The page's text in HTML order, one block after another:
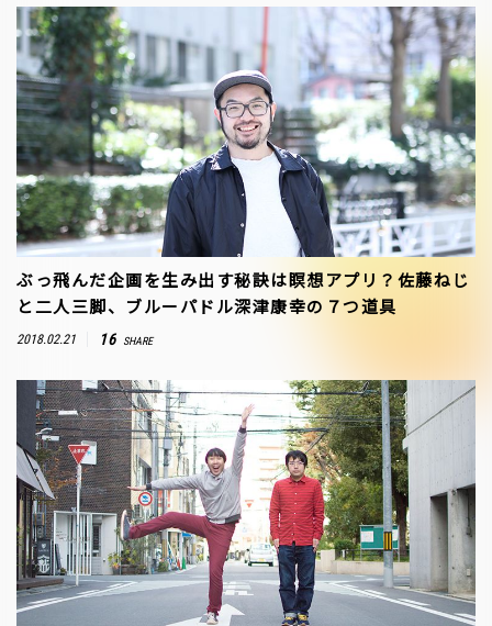
ぶっ飛んだ企画を生み出す秘訣は瞑想アプリ？佐藤ねじ
と二人三脚、ブルーパドル深津康幸の７つ道具
2018.02.21 16 SHARE